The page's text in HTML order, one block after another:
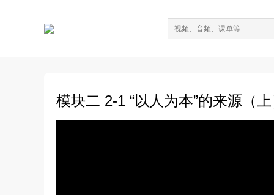
模块二 2-1 “以人为本”的来源（上